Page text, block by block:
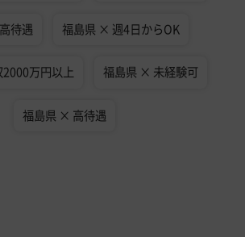
待遇 福島県 × 週4日からOK
万円以上 福島県 × 未経験可
福島県 × 高待遇